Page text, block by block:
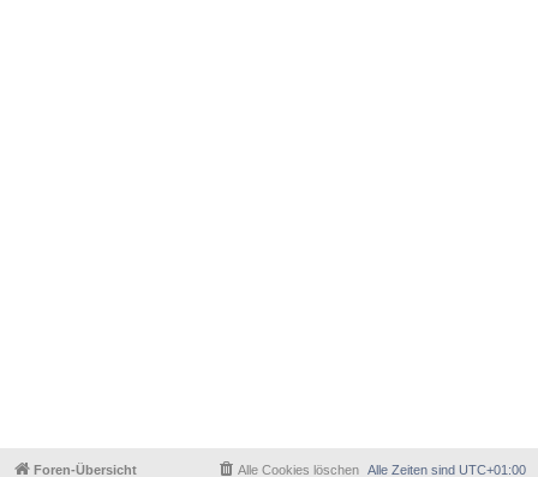
Foren-Übersicht Alle Zeiten sind UTC+01:00
Alle Cookies löschen